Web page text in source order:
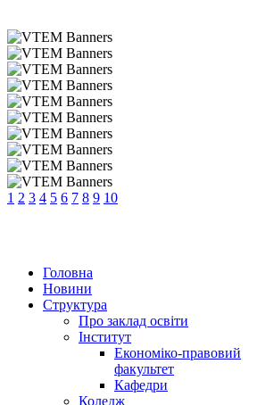
1 2 3 4 5 6 7 8 9 10
Головна
Новини
Структура
Про заклад освіти
Інститут
Економіко-правовий
факультет
Кафедри
Коледж